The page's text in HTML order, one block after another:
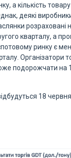
а кількість
деякі
розраховані
кварталу, а
ринку є
Організатори
подорожчати на
18 червня.